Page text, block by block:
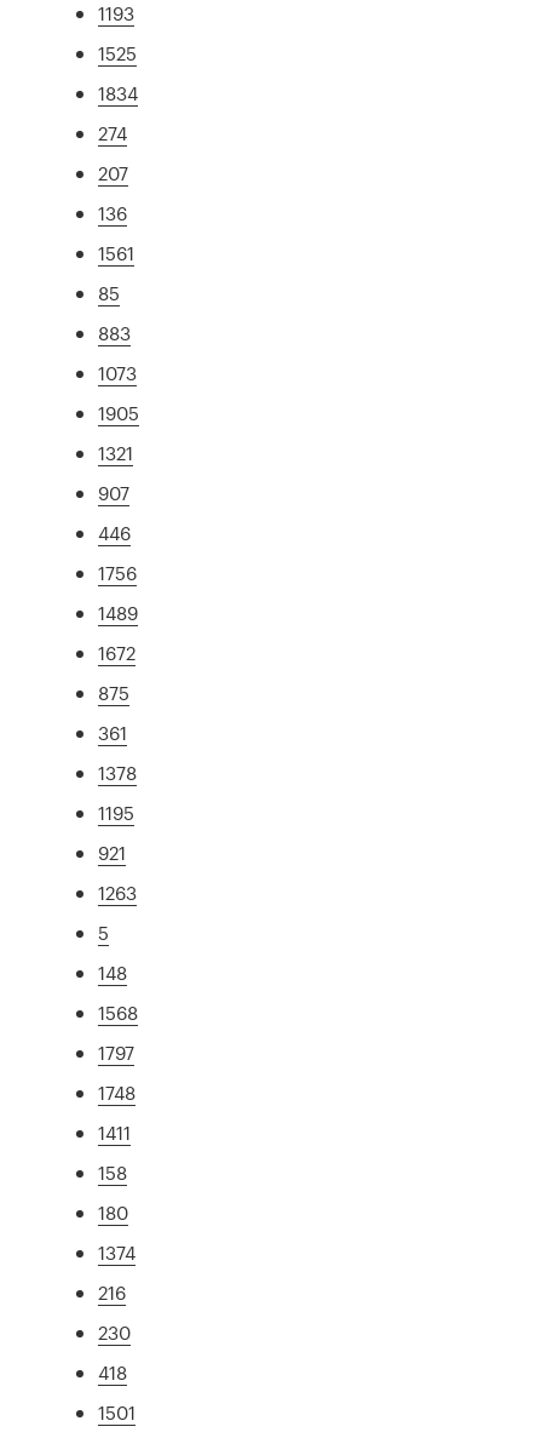
1193
1525
1834
274
207
136
1561
85
883
1073
1905
1321
907
446
1756
1489
1672
875
361
1378
1195
921
1263
5
148
1568
1797
1748
1411
158
180
1374
216
230
418
1501